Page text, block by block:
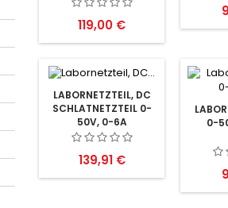
Preis
119,00 €
LABORNETZTEIL, DC
SCHLATNETZTEIL 0-
50V, 0-6A
Preis
139,91 €
0-